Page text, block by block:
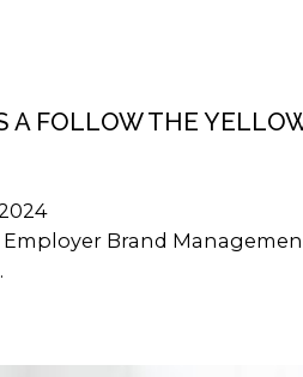
A FOLLOW THE
Employer Brand